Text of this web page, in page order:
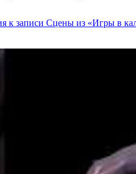
к записи Сцены из «Игры в